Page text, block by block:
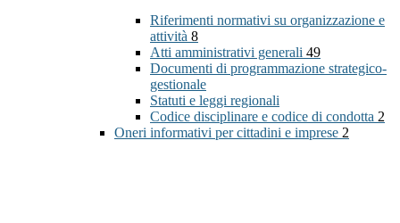
Riferimenti normativi su organizzazione e
attività 8
Atti amministrativi generali 49
Documenti di programmazione strategico-
gestionale
Statuti e leggi regionali
Codice disciplinare e codice di condotta 2
Oneri informativi per cittadini e imprese 2